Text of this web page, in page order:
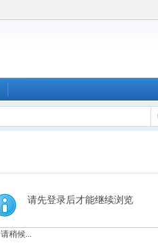
请先登录后才能继续浏览
请稍候...